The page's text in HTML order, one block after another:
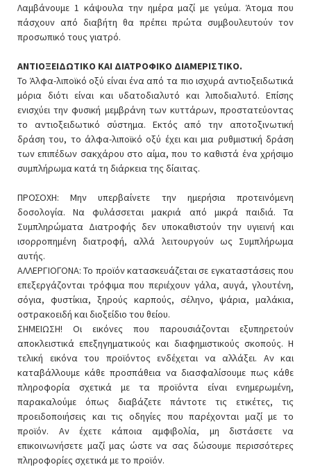
Λαμβάνουμε 1 κάψουλα την ημέρα μαζί με γεύμα. Άτομα που
πάσχουν από διαβήτη θα πρέπει πρώτα συμβουλευτούν τον
προσωπικό τους γιατρό.
ΑΝΤΙΟΞΕΙΔΩΤΙΚΟ ΚΑΙ ΔΙΑΤΡΟΦΙΚΟ ΔΙΑΜΕΡΙΣΤΙΚΟ.
Το Άλφα-λιποϊκό οξύ είναι ένα από τα πιο ισχυρά αντιοξειδωτικά
μόρια διότι είναι και υδατοδιαλυτό και λιποδιαλυτό. Επίσης
ενισχύει την φυσική μεμβράνη των κυττάρων, προστατεύοντας
το αντιοξειδωτικό σύστημα. Εκτός από την αποτοξινωτική
δράση του, το άλφα-λιποϊκό οξύ έχει και μια ρυθμιστική δράση
των επιπέδων σακχάρου στο αίμα, που το καθιστά ένα χρήσιμο
συμπλήρωμα κατά τη διάρκεια της δίαιτας.
ΠΡΟΣΟΧΗ: Μην υπερβαίνετε την ημερήσια προτεινόμενη
δοσολογία. Να φυλάσσεται μακριά από μικρά παιδιά. Τα
Συμπληρώματα Διατροφής δεν υποκαθιστούν την υγιεινή και
ισορροπημένη διατροφή, αλλά λειτουργούν ως Συμπλήρωμα
αυτής.
ΑΛΛΕΡΓΙΟΓΟΝΑ: Το προϊόν κατασκευάζεται σε εγκαταστάσεις που
επεξεργάζονται τρόφιμα που περιέχουν γάλα, αυγά, γλουτένη,
σόγια, φυστίκια, ξηρούς καρπούς, σέληνο, ψάρια, μαλάκια,
οστρακοειδή και διοξείδιο του θείου.
ΣΗΜΕΙΩΣΗ! Οι εικόνες που παρουσιάζονται εξυπηρετούν
αποκλειστικά επεξηγηματικούς και διαφημιστικούς σκοπούς. Η
τελική εικόνα του προϊόντος ενδέχεται να αλλάξει. Αν και
καταβάλλουμε κάθε προσπάθεια να διασφαλίσουμε πως κάθε
πληροφορία σχετικά με τα προϊόντα είναι ενημερωμένη,
παρακαλούμε όπως διαβάζετε πάντοτε τις ετικέτες, τις
προειδοποιήσεις και τις οδηγίες που παρέχονται μαζί με το
προϊόν. Αν έχετε κάποια αμφιβολία, μη διστάσετε να
επικοινωνήσετε μαζί μας ώστε να σας δώσουμε περισσότερες
πληροφορίες σχετικά με το προϊόν.